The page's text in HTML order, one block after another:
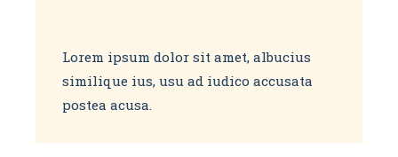
Lorem ipsum dolor sit amet, albucius
similique ius, usu ad iudico accusata
postea acusa.